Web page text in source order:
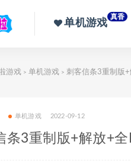
单机游戏
真香
游戏 > 单机游戏 > 刺客信条3重制版
单机游戏 2022-09-12
条3重制版+解放+全